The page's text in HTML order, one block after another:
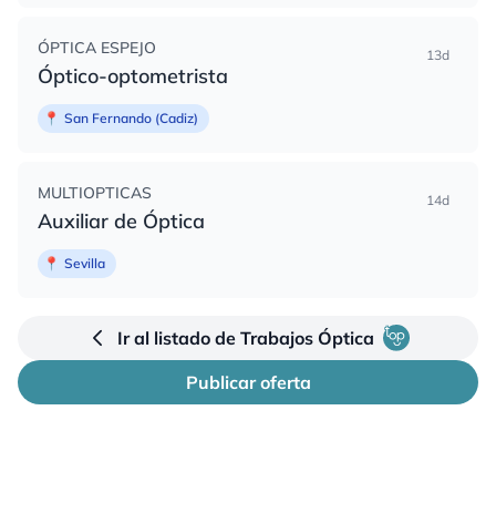
ÓPTICA ESPEJO
Óptico-optometrista
13d
📍 San Fernando (Cadiz)
MULTIOPTICAS
Auxiliar de Óptica
14d
📍 Sevilla
Ir al listado de Trabajos Óptica
Publicar oferta